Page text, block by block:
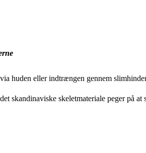
huden eller indtrængen gennem
skandinaviske skeletmateriale peger på